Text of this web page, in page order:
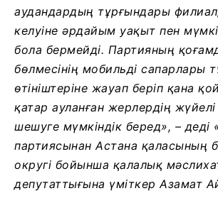
аудандардың тұрғындары
келуіне әрдайым уақыт пен
бола бермейді. Партияның
бөлмесінің мобильді сапарлары
өтініштеріне жауап беріп қана
қатар ауланған жерлердің
шешуге мүмкіндік беред», – деді
партиясынан Астана қаласының
округі бойынша қалалық
депутаттығына үміткер Азамат